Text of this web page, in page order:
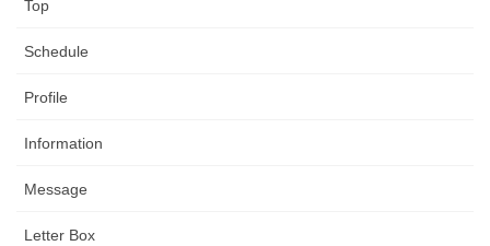
Top
Schedule
Profile
Information
Message
Letter Box